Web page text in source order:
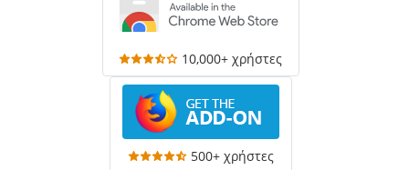
10,000+ χρήστες
500+ χρήστες